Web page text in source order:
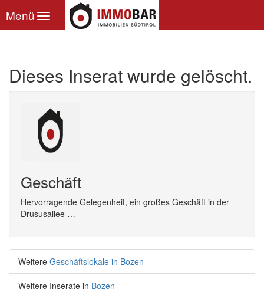
Toggle
navigation
Menü
Dieses Inserat wurde gelöscht.
Geschäft
Hervorragende Gelegenheit, ein großes Geschäft in der
Drususallee …
Weitere Geschäftslokale in Bozen
Weitere Inserate in Bozen